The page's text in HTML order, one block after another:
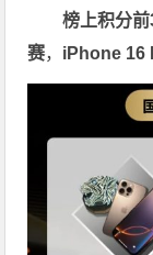
榜上积分
赛， iPhone 16